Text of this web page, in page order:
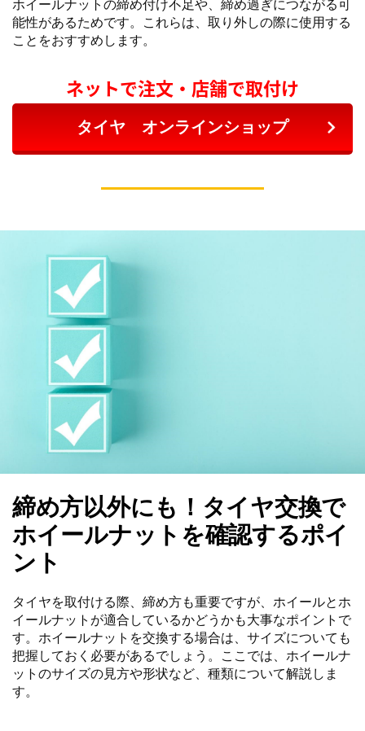
ホイールナットの締め付け不足や、締め過ぎにつながる可
能性があるためです。これらは、取り外しの際に使用する
ことをおすすめします。
ネットで注文・店舗で取付け
タイヤ オンラインショップ
締め方以外にも！タイヤ交換で
ホイールナットを確認するポイ
ント
タイヤを取付ける際、締め方も重要ですが、ホイールとホ
イールナットが適合しているかどうかも大事なポイントで
す。ホイールナットを交換する場合は、サイズについても
把握しておく必要があるでしょう。ここでは、ホイールナ
ットのサイズの見方や形状など、種類について解説しま
す。